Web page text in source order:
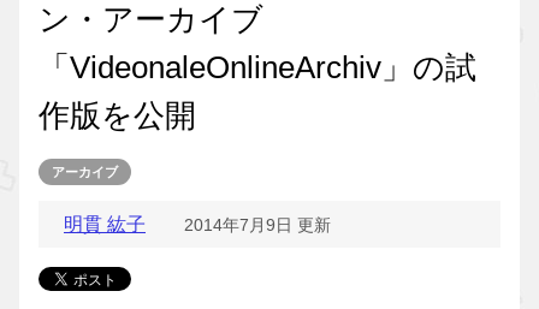
ン・アーカイブ
「VideonaleOnlineArchiv」の試
作版を公開
アーカイブ
明貫 紘子 2014年7月9日 更新